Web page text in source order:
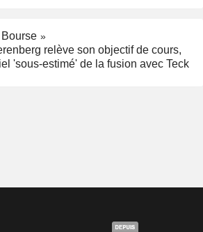
relève son objectif de cours,
'sous-estimé' de la fusion avec Teck